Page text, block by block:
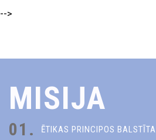
-->
MISIJA
01.
ĒTIKAS PRINCIPOS BALSTĪTA